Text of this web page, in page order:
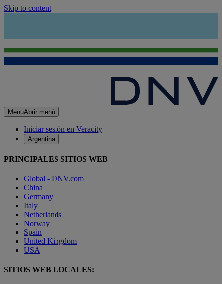
Skip to content
MenuAbrir menú
Iniciar sesión en Veracity
Argentina
PRINCIPALES SITIOS WEB
Global - DNV.com
China
Germany
Italy
Netherlands
Norway
Spain
United Kingdom
USA
SITIOS WEB LOCALES: